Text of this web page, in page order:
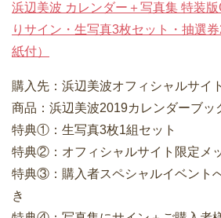
浜辺美波 カレンダー＋写真集 特装
りサイン・生写真3枚セット・抽選
紙付）
購入先：浜辺美波オフィシャルサイト
商品：浜辺美波2019カレンダーブッ
特典①：生写真3枚1組セット
特典②：オフィシャルサイト限定メ
特典③：購入者スペシャルイベント
き